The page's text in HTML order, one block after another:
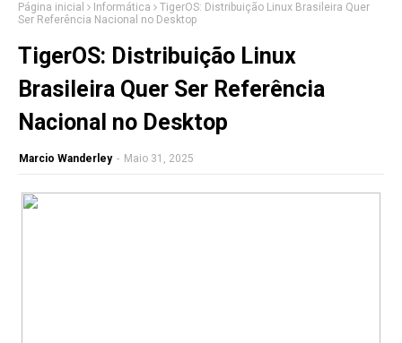
Página inicial Informática
TigerOS: Distribuição Linux Brasileira Quer
Ser Referência Nacional no Desktop
TigerOS: Distribuição Linux
Brasileira Quer Ser Referência
Nacional no Desktop
Marcio Wanderley - Maio 31, 2025